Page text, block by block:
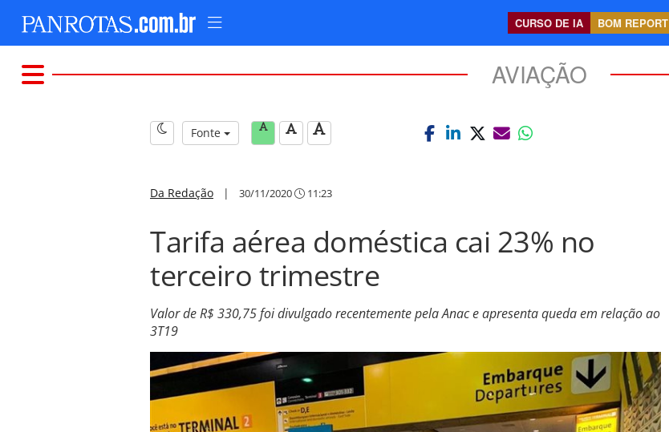
CURSO DE IA BOM REPORT
AVIAÇÃO
Fonte
Da Redação | 30/11/2020 11:23
Tarifa aérea doméstica cai 23% no
terceiro trimestre
Valor de R$ 330,75 foi divulgado recentemente pela Anac e apresenta queda em relação ao
3T19